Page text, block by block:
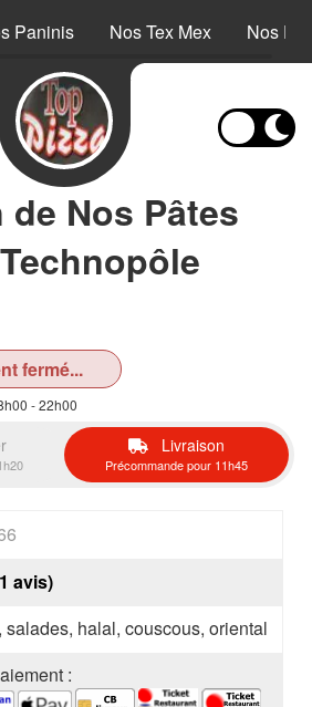
Paninis Nos Tex Mex Nos
Nos Pâtes
fermé...
- 22h00
Livraison
Précommande pour 11h45
avis)
salades, halal, couscous, oriental
: